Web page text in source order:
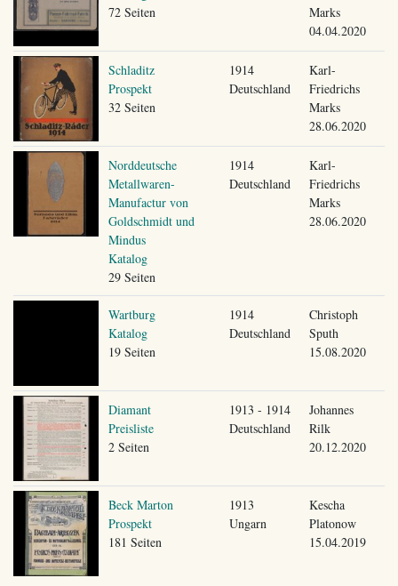
72 Seiten
Marks
04.04.2020
Schladitz
Prospekt
32 Seiten
1914
Deutschland
Karl-
Friedrichs
Marks
28.06.2020
Norddeutsche
Metallwaren-
Manufactur von
Goldschmidt und
Mindus
Katalog
29 Seiten
1914
Deutschland
Karl-
Friedrichs
Marks
28.06.2020
Wartburg
Katalog
19 Seiten
1914
Deutschland
Christoph
Sputh
15.08.2020
Diamant
Preisliste
2 Seiten
1913 - 1914
Deutschland
Johannes
Rilk
20.12.2020
Beck Marton
Prospekt
181 Seiten
1913
Ungarn
Kescha
Platonow
15.04.2019